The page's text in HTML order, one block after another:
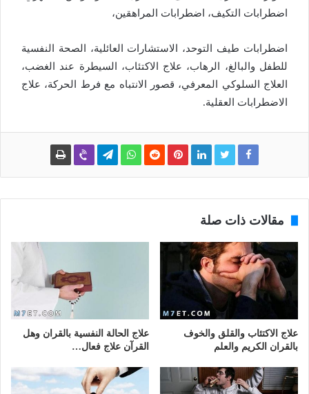
اضطرابات التكيف، اضطرابات المراهقين،
اضطرابات طيف التوحد، الاستشارات العائلية، الصحة النفسية
للطفل والبالغ، الرهاب، علاج الاكتئاب، السيطرة عند الغضب،
العلاج السلوكي المعرفي، قصور الانتباه مع فرط الحركة، علاج
الاضطرابات العقلية.
مقالات ذات صلة
علاج الاكتئاب والقلق والخوف
بالقران الكريم والعلم
علاج الحالة النفسية بالقران وهل
القرآن علاج فعال…